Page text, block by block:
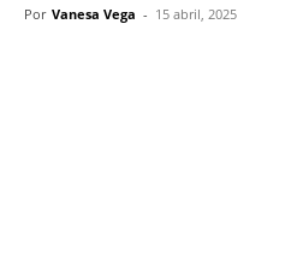
Por Vanesa Vega - 15 abril, 2025